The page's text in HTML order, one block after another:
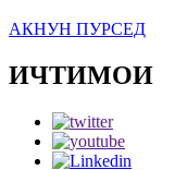
АКНУН ПУРСЕД
ИЧТИМОИ